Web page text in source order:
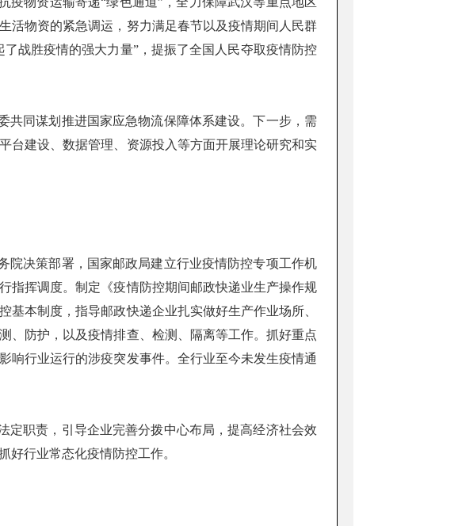
活物资的紧急调运，努力满足春节以及疫情期间人民群
战胜疫情的强大力量”，提振了全国人民夺取疫情防控
共同谋划推进国家应急物流保障体系建设。下一步，需
台建设、数据管理、资源投入等方面开展理论研究和实
院决策部署，国家邮政局建立行业疫情防控专项工作机
指挥调度。制定《疫情防控期间邮政快递业生产操作规
本制度，指导邮政快递企业扎实做好生产作业场所、
、防护，以及疫情排查、检测、隔离等工作。抓好重点
响行业运行的涉疫突发事件。全行业至今未发生疫情通
定职责，引导企业完善分拨中心布局，提高经济社会效
好行业常态化疫情防控工作。